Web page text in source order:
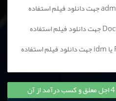
در گوشی های اندروید از برنامه adm جهت دانلود فیلم استفاده
در گوشی ios از برنامه Documents جهت دانلود فیلم استفاده
در کامپیوتر از برنامه Flash Get یا idm جهت دانلود فیلم استفاده